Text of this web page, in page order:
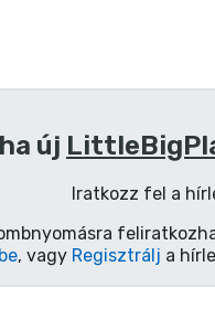
új
Iratkozz fel a
, vagy Regisztrálj a